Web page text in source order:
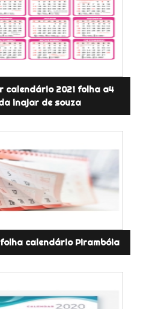
calendário 2021 folha a4
inajar de souza
calendário Pirambóia